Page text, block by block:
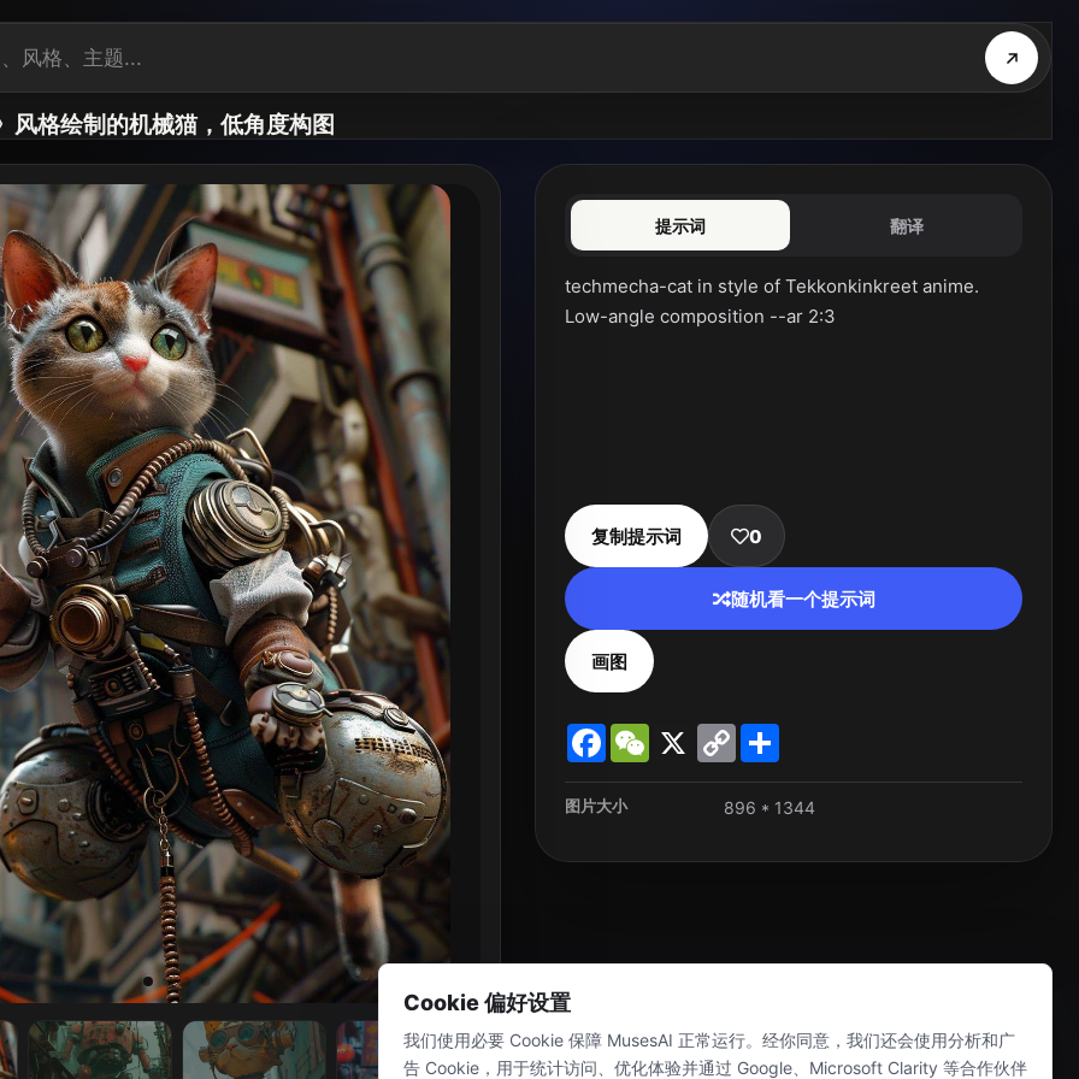
风格绘制的机械猫，低角度构图
提示词 翻译
techmecha-cat in style of Tekkonkinkreet anime.
Low-angle composition --ar 2:3
复制提示词 0
随机看一个提示词
画图
FacebookWeChat
X
Copy
Link
图片大小 896 * 1344
Cookie 偏好设置
我们使用必要 Cookie 保障 MusesAI 正常运行。经你同意，我们还会使用分析和广
告 Cookie，用于统计访问、优化体验并通过 Google、Microsoft Clarity 等合作伙伴